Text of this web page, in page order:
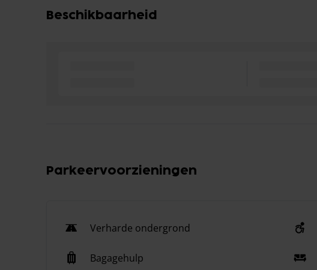
Beschikbaarheid
Parkeervoorzieningen
Verharde ondergrond
Bagagehulp